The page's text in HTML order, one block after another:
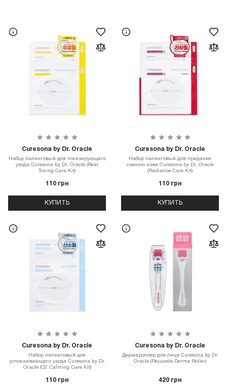
Curesona by Dr. Oracle
Набор пилинговый для тонизирующего
ухода Curesona by Dr. Oracle (Real
Toning Care Kit)
110 грн
КУПИТЬ
Curesona by Dr. Oracle
Набор пилинговый для придания
сиянию коже Curesona by Dr. Oracle
(Radiance Care Kit)
110 грн
КУПИТЬ
Curesona by Dr. Oracle
Набор пилинговый для
успокаивающего ухода Curesona by Dr.
Oracle (O2 Calming Care Kit)
110 грн
Curesona by Dr. Oracle
Дермароллер для лица Curesona by Dr.
Oracle (Rejucode Derma Roller)
420 грн